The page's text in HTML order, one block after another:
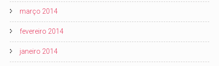
março 2014
fevereiro 2014
janeiro 2014